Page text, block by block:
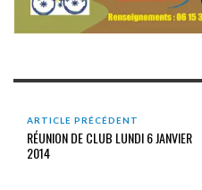
ARTICLE PRÉCÉDENT
RÉUNION DE CLUB LUNDI 6 JANVIER
2014